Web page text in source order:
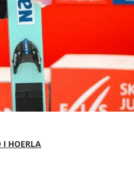
HOERLA